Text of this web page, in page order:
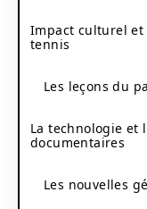
Impact culturel et
tennis
Les leçons du
La technologie et
documentaires
Les nouvelles